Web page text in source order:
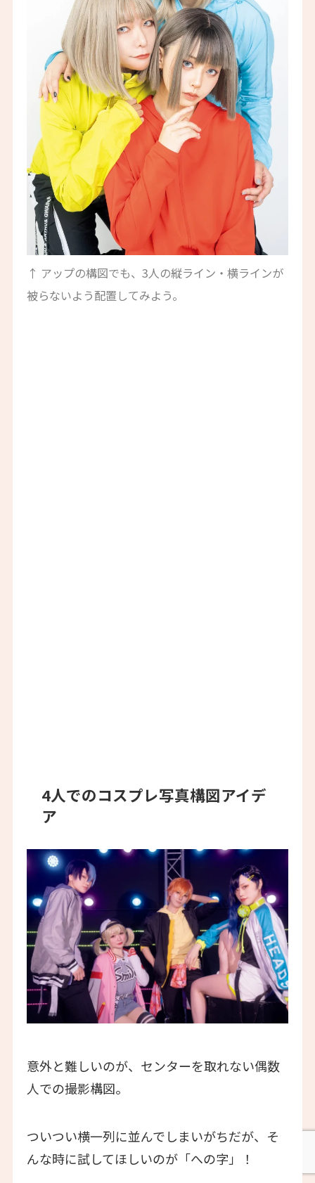
↑ アップの構図でも、3人の縦ライン・横ラインが
被らないよう配置してみよう。
4人でのコスプレ写真構図アイデ
ア
意外と難しいのが、センターを取れない偶数
人での撮影構図。
ついつい横一列に並んでしまいがちだが、そ
んな時に試してほしいのが「への字」！